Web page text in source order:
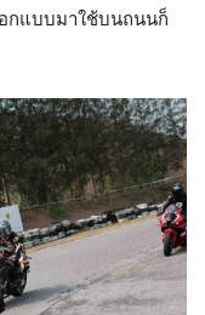
กแบบมาใช้บนถนนก็